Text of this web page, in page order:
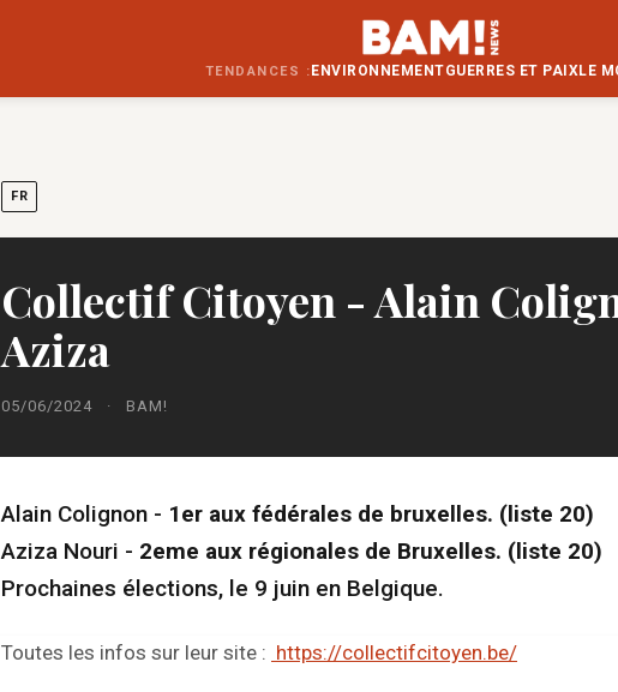
TENDANCES : ENVIRONNEMENTGUERRES ET PAIXLE
FR
Collectif Citoyen - Alain
Aziza
05/06/2024 · BAM!
Alain Colignon - 1er aux fédérales de bruxelles. (liste 20)
Aziza Nouri - 2eme aux régionales de Bruxelles. (liste 20)
Prochaines élections, le 9 juin en Belgique.
Toutes les infos sur leur site : https://collectifcitoyen.be/